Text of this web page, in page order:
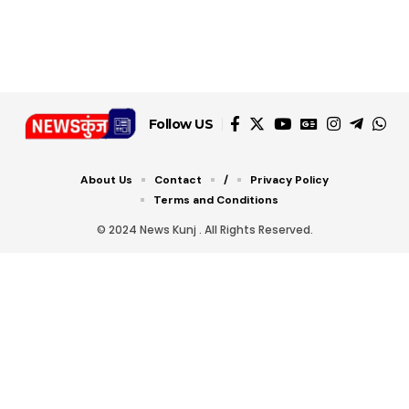
Follow US
© 2024 News Kunj . All Rights Reserved.
About Us Contact /
Privacy Policy
Terms and Conditions